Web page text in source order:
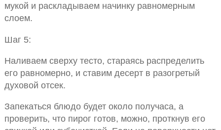
мукой и раскладываем начинку равномерным
слоем.
Шаг 5:
Наливаем сверху тесто, стараясь распределить
его равномерно, и ставим десерт в разогретый
духовой отсек.
Запекаться блюдо будет около получаса, а
проверить, что пирог готов, можно, проткнув его